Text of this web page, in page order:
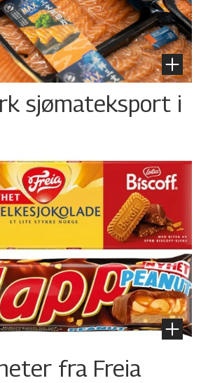
sjømateksport i
fra Freia